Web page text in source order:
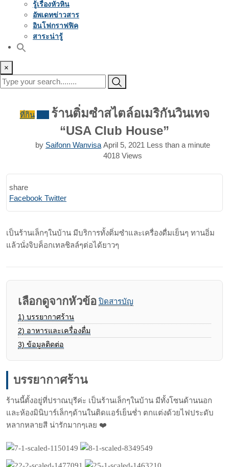
รู้เรื่องหัวหิน
อัพเดทข่าวสาร
อินโฟกราฟฟิค
สาระน่ารู้
×
ที่กิน
ร้านติ่มซำสไตล์อเมริกันวินเทจ
“USA Club House”
by Saifonn Wanvisa April 5, 2021 Less than a minute
4018 Views
share
Facebook TwitterPrint
Share
เป็นร้านเล็กๆในบ้าน มีบริการทั้งติ่มซำและเครื่องดื่มเย็นๆ ทานอิ่ม
แล้วนั่งจิบค็อกเทลชิลล์ๆต่อได้ยาวๆ
เลือกดูจากหัวข้อ ปิดสารบัญ
1) บรรยากาศร้าน
2) อาหารและเครื่องดื่ม
3) ข้อมูลติดต่อ
บรรยากาศร้าน
ร้านนี้ตั้งอยู่ที่ปราณบุรีค่ะ เป็นร้านเล็กๆในบ้าน มีทั้งโซนด้านนอก
และห้องมินิบาร์เล็กๆด้านในติดแอร์เย็นช่ำ ตกแต่งด้วยไฟประดับ
หลากหลายสี น่ารักมากๆเลย ❤️